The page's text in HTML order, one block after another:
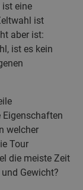
ist eine
ist
aber ist:
ist es kein
welcher
Tour
die meiste Zeit
Gewicht?